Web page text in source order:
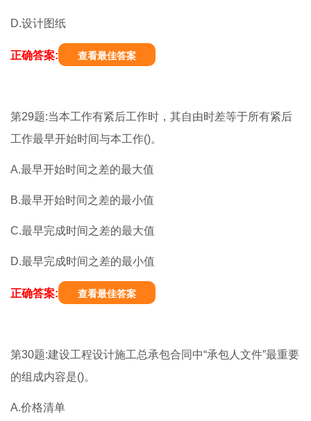
D.设计图纸
正确答案: 查看最佳答案
第29题:当本工作有紧后工作时，其自由时差等于所有紧后
工作最早开始时间与本工作()。
A.最早开始时间之差的最大值
B.最早开始时间之差的最小值
C.最早完成时间之差的最大值
D.最早完成时间之差的最小值
正确答案: 查看最佳答案
第30题:建设工程设计施工总承包合同中“承包人文件”最重要
的组成内容是()。
A.价格清单